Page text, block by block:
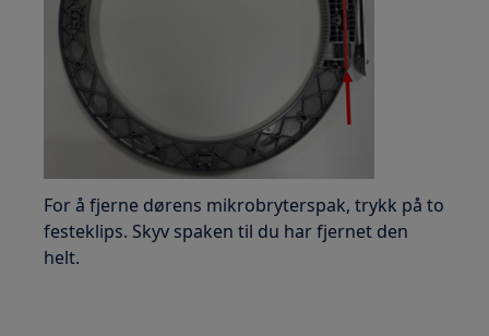
For å fjerne dørens mikrobryterspak, trykk på to
festeklips. Skyv spaken til du har fjernet den
helt.